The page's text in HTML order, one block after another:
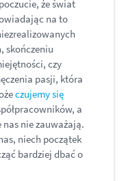
że świat
na to
skończeniu
czy
pasji, która
czujemy się
a
nas nie zauważają.
niech początek
bardziej dbać o